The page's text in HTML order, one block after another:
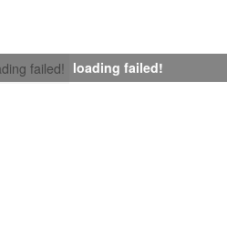
failed! loading failed!